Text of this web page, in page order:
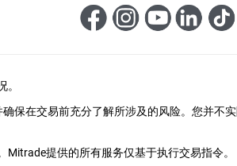
保在交易前充分了解所涉及的风险。您并不
提供的所有服务仅基于执行交易指令。